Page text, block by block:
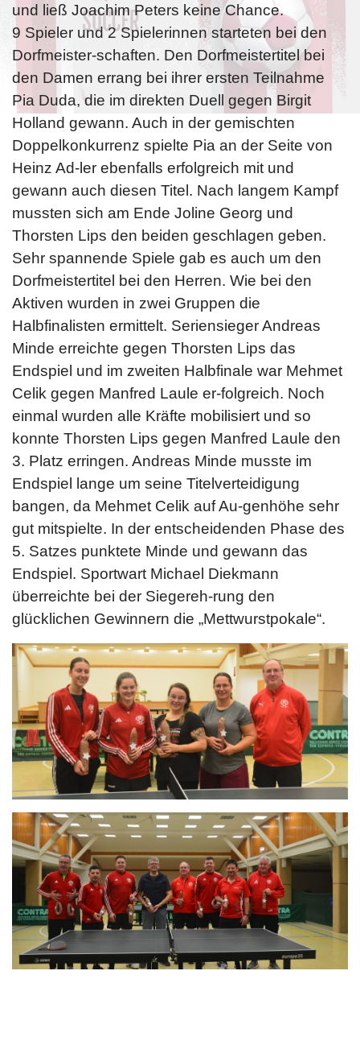
und ließ Joachim Peters keine Chance.
9 Spieler und 2 Spielerinnen starteten bei den
Dorfmeister-schaften. Den Dorfmeistertitel bei
den Damen errang bei ihrer ersten Teilnahme
Pia Duda, die im direkten Duell gegen Birgit
Holland gewann. Auch in der gemischten
Doppelkonkurrenz spielte Pia an der Seite von
Heinz Ad-ler ebenfalls erfolgreich mit und
gewann auch diesen Titel. Nach langem Kampf
mussten sich am Ende Joline Georg und
Thorsten Lips den beiden geschlagen geben.
Sehr spannende Spiele gab es auch um den
Dorfmeistertitel bei den Herren. Wie bei den
Aktiven wurden in zwei Gruppen die
Halbfinalisten ermittelt. Seriensieger Andreas
Minde erreichte gegen Thorsten Lips das
Endspiel und im zweiten Halbfinale war Mehmet
Celik gegen Manfred Laule er-folgreich. Noch
einmal wurden alle Kräfte mobilisiert und so
konnte Thorsten Lips gegen Manfred Laule den
3. Platz erringen. Andreas Minde musste im
Endspiel lange um seine Titelverteidigung
bangen, da Mehmet Celik auf Au-genhöhe sehr
gut mitspielte. In der entscheidenden Phase des
5. Satzes punktete Minde und gewann das
Endspiel. Sportwart Michael Diekmann
überreichte bei der Siegereh-rung den
glücklichen Gewinnern die „Mettwurstpokale“.